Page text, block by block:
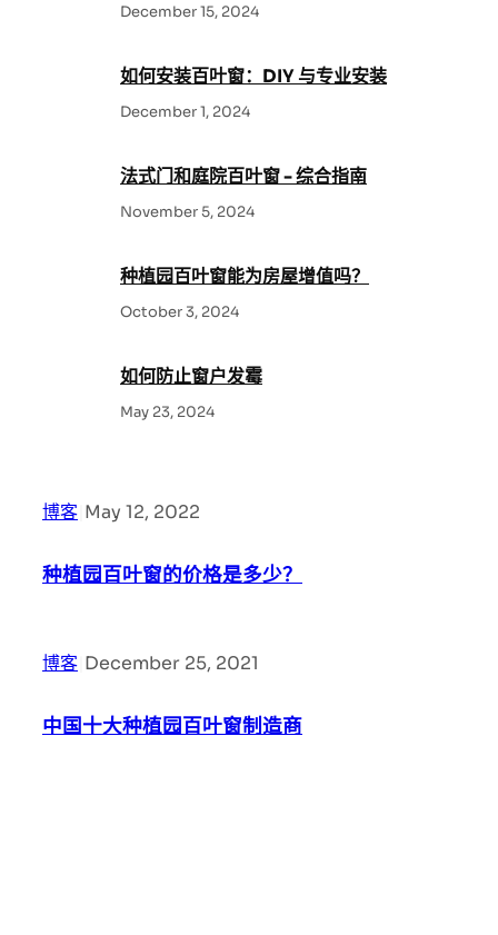
December 15, 2024
如何安装百叶窗：DIY 与专业安装
December 1, 2024
法式门和庭院百叶窗 - 综合指南
November 5, 2024
种植园百叶窗能为房屋增值吗？
October 3, 2024
如何防止窗户发霉
May 23, 2024
博客 May 12, 2022
种植园百叶窗的价格是多少？
博客 December 25, 2021
中国十大种植园百叶窗制造商